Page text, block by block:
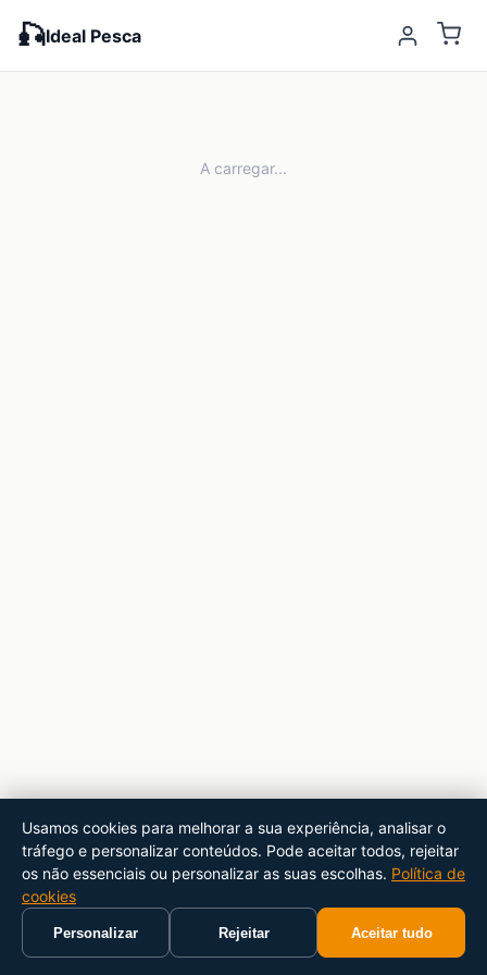
🎣Ideal Pesca
A carregar...
Usamos cookies para melhorar a sua experiência, analisar o
tráfego e personalizar conteúdos. Pode aceitar todos, rejeitar
os não essenciais ou personalizar as suas escolhas. Política de
cookies
Personalizar Rejeitar Aceitar tudo